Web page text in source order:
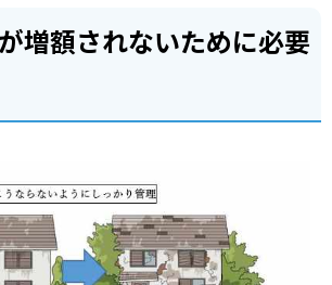
増額されないために必要